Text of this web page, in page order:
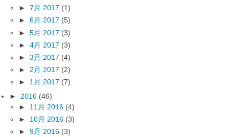
► 7月 2017 (1)
► 6月 2017 (5)
► 5月 2017 (3)
► 4月 2017 (3)
► 3月 2017 (4)
► 2月 2017 (2)
► 1月 2017 (7)
► 2016 (46)
► 11月 2016 (4)
► 10月 2016 (3)
► 9月 2016 (3)